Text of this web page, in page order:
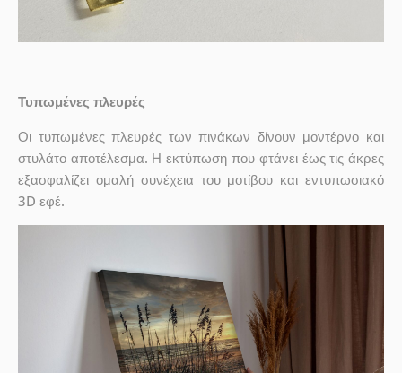
Τυπωμένες πλευρές
Οι τυπωμένες πλευρές των πινάκων δίνουν μοντέρνο και
στυλάτο αποτέλεσμα. Η εκτύπωση που φτάνει έως τις άκρες
εξασφαλίζει ομαλή συνέχεια του μοτίβου και εντυπωσιακό
3D εφέ.